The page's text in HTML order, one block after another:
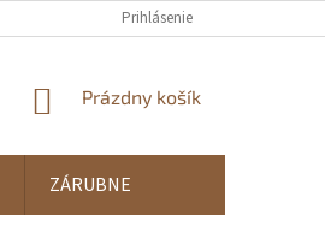
Prihlásenie
NÁKUPNÝ
Prázdny košík
ZÁRUBNE